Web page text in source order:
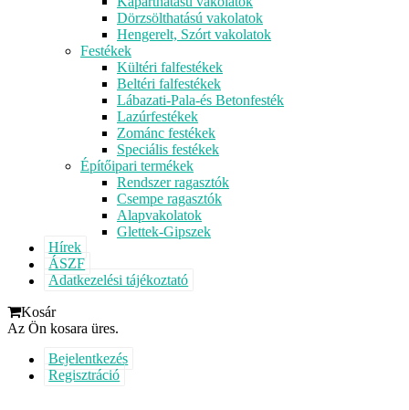
Dörzsölthatású vakolatok
Hengerelt, Szórt vakolatok
Festékek
Kültéri falfestékek
Beltéri falfestékek
Lábazati-Pala-és Betonfesték
Lazúrfestékek
Zománc festékek
Speciális festékek
Építőipari termékek
Rendszer ragasztók
Csempe ragasztók
Alapvakolatok
Glettek-Gipszek
Hírek
ÁSZF
Adatkezelési tájékoztató
Kosár
Az Ön kosara üres.
Bejelentkezés
Regisztráció